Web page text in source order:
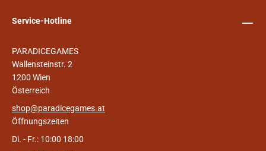
Service-Hotline
PARADICEGAMES
Wallensteinstr. 2
1200 Wien
Österreich
shop@paradicegames.at
Öffnungszeiten
Di. - Fr.: 10:00 18:00